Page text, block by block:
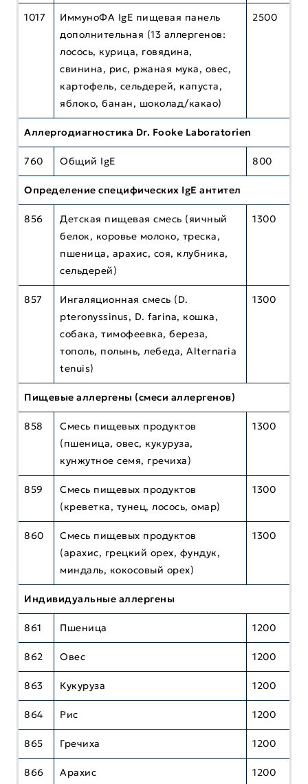
1017
ИммуноФА IgE пищевая панель
дополнительная (13 аллергенов:
лосось, курица, говядина,
свинина, рис, ржаная мука, овес,
картофель, сельдерей, капуста,
яблоко, банан, шоколад/какао)
2500
Аллергодиагностика Dr. Fooke Laboratorien
760 Общий IgE 800
Определение специфических IgE антител
856
Детская пищевая смесь (яичный
белок, коровье молоко, треска,
пшеница, арахис, соя, клубника,
сельдерей)
1300
857
Ингаляционная смесь (D.
pteronyssinus, D. farina, кошка,
собака, тимофеевка, береза,
тополь, полынь, лебеда, Alternaria
tenuis)
1300
Пищевые аллергены (смеси аллергенов)
858
Смесь пищевых продуктов
(пшеница, овес, кукуруза,
кунжутное семя, гречиха)
1300
859
Смесь пищевых продуктов
(креветка, тунец, лосось, омар)
1300
860
Смесь пищевых продуктов
(арахис, грецкий орех, фундук,
миндаль, кокосовый орех)
1300
Индивидуальные аллергены
861 Пшеница 1200
862 Овес 1200
863 Кукуруза 1200
864 Рис 1200
865 Гречиха 1200
866 Арахис 1200